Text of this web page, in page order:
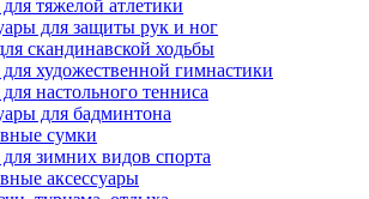
тяжелой атлетики
для защиты рук и ног
скандинавской ходьбы
художественной гимнастики
настольного тенниса
для бадминтона
сумки
зимних видов спорта
аксессуары